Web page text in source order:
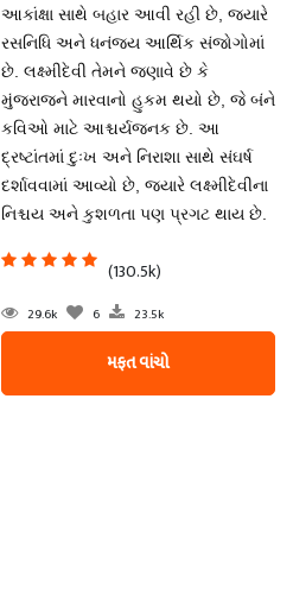
આકાંક્ષા સાથે બહાર આવી રહી છે, જ્યારે
રસનિધિ અને ધનંજય આર્થિક સંજોગોમાં
છે. લક્ષ્મીદેવી તેમને જણાવે છે કે
મુંજરાજને મારવાનો હુકમ થયો છે, જે બંને
કવિઓ માટે આશ્ચર્યજનક છે. આ
દ્રષ્ટાંતમાં દુઃખ અને નિરાશા સાથે સંઘર્ષ
દર્શાવવામાં આવ્યો છે, જ્યારે લક્ષ્મીદેવીના
નિશ્ચય અને કુશળતા પણ પ્રગટ થાય છે.
(130.5k)
29.6k 6 23.5k
મફત વાંચો